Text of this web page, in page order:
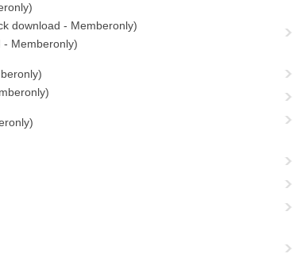
download - Memberonly)
- Memberonly)